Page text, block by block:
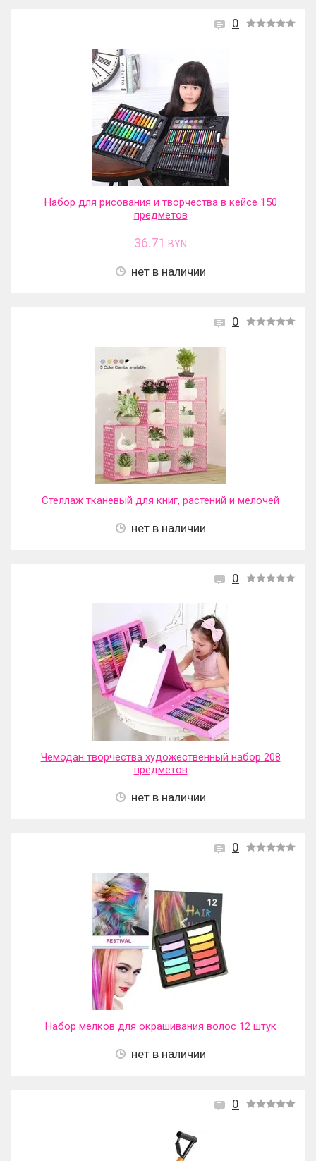
0
Набор для рисования и творчества в кейсе 150
предметов
36.71 BYN
нет в наличии
0
Стеллаж тканевый для книг, растений и мелочей
нет в наличии
0
Чемодан творчества художественный набор 208
предметов
нет в наличии
0
Набор мелков для окрашивания волос 12 штук
нет в наличии
0